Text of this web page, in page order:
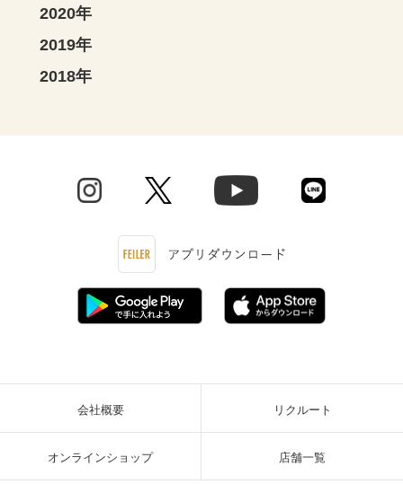
2020年
2019年
2018年
会社概要 リクルート
オンラインショップ 店舗一覧